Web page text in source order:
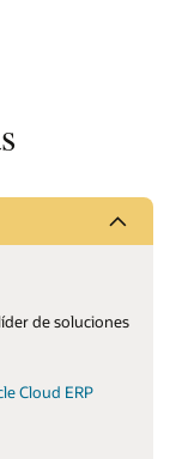
de soluciones
Cloud ERP